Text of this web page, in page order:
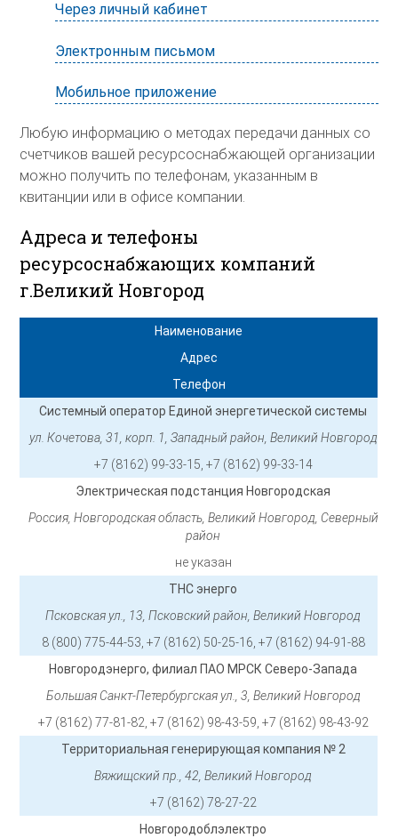
Через личный кабинет
Электронным письмом
Мобильное приложение
Любую информацию о методах передачи данных со
счетчиков вашей ресурсоснабжающей организации
можно получить по телефонам, указанным в
квитанции или в офисе компании.
Адреса и телефоны
ресурсоснабжающих компаний
г.Великий Новгород
Наименование
Адрес
Телефон
Системный оператор Единой энергетической системы
ул. Кочетова, 31, корп. 1, Западный район, Великий Новгород
+7 (8162) 99-33-15, +7 (8162) 99-33-14
Электрическая подстанция Новгородская
Россия, Новгородская область, Великий Новгород, Северный
район
не указан
ТНС энерго
Псковская ул., 13, Псковский район, Великий Новгород
8 (800) 775-44-53, +7 (8162) 50-25-16, +7 (8162) 94-91-88
Новгородэнерго, филиал ПАО МРСК Северо-Запада
Большая Санкт-Петербургская ул., 3, Великий Новгород
+7 (8162) 77-81-82, +7 (8162) 98-43-59, +7 (8162) 98-43-92
Территориальная генерирующая компания № 2
Вяжищский пр., 42, Великий Новгород
+7 (8162) 78-27-22
Новгородоблэлектро